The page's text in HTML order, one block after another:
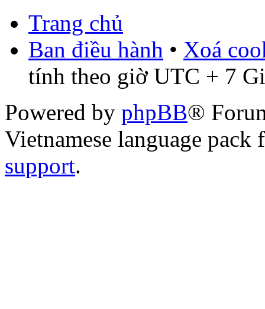
Trang chủ
Ban điều hành • Xoá
tính theo giờ UTC + 7
Powered by phpBB®
Vietnamese language
support.